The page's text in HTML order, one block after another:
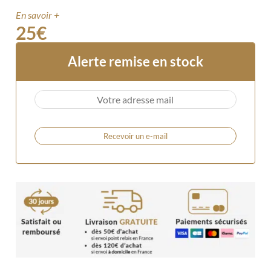
En savoir +
25€
Alerte remise en stock
Recevoir un e-mail